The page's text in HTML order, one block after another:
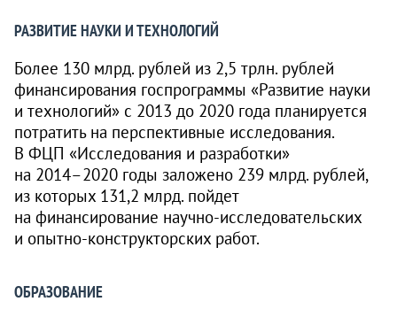
РАЗВИТИЕ НАУКИ И ТЕХНОЛОГИЙ
Более 130 млрд. рублей из 2,5 трлн. рублей
финансирования госпрограммы «Развитие науки
и технологий» с 2013 до 2020 года планируется
потратить на перспективные исследования.
В ФЦП «Исследования и разработки»
на 2014–2020 годы заложено 239 млрд. рублей,
из которых 131,2 млрд. пойдет
на финансирование научно-исследовательских
и опытно-конструкторских работ.
ОБРАЗОВАНИЕ